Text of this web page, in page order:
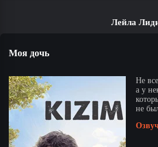
Лейла
Моя дочь
Не
а у
не